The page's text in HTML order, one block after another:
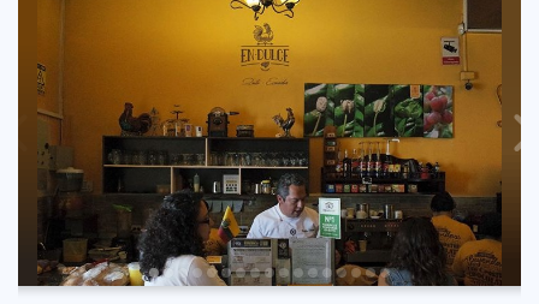
Previous